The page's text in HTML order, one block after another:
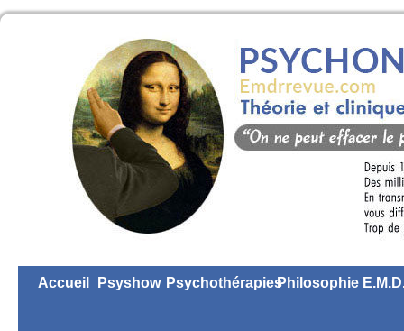
Accueil Psyshow PsychothérapiesPhilosophie